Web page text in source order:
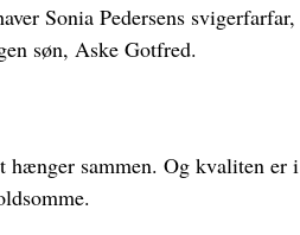
Sonia Pedersens svigerfarfar,
søn, Aske Gotfred.
hænger sammen. Og kvaliten er i